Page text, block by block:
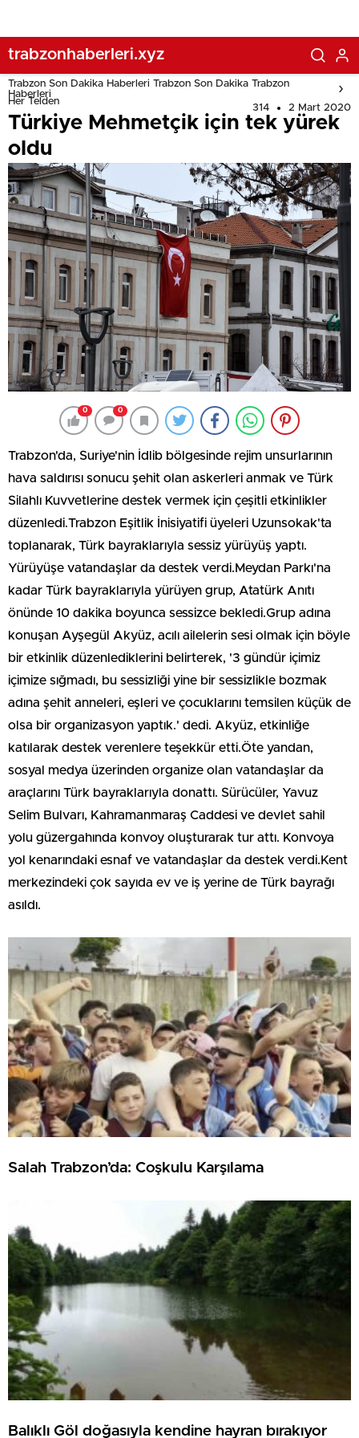
trabzonhaberleri.xyz
Trabzon Son Dakika Haberleri Trabzon Son Dakika Trabzon
Haberleri
Her Telden
314 2 Mart 2020
Türkiye Mehmetçik için tek yürek
oldu
0 0
Trabzon'da, Suriye'nin İdlib bölgesinde rejim unsurlarının
hava saldırısı sonucu şehit olan askerleri anmak ve Türk
Silahlı Kuvvetlerine destek vermek için çeşitli etkinlikler
düzenledi.Trabzon Eşitlik İnisiyatifi üyeleri Uzunsokak'ta
toplanarak, Türk bayraklarıyla sessiz yürüyüş yaptı.
Yürüyüşe vatandaşlar da destek verdi.Meydan Parkı'na
kadar Türk bayraklarıyla yürüyen grup, Atatürk Anıtı
önünde 10 dakika boyunca sessizce bekledi.Grup adına
konuşan Ayşegül Akyüz, acılı ailelerin sesi olmak için böyle
bir etkinlik düzenlediklerini belirterek, '3 gündür içimiz
içimize sığmadı, bu sessizliği yine bir sessizlikle bozmak
adına şehit anneleri, eşleri ve çocuklarını temsilen küçük de
olsa bir organizasyon yaptık.' dedi. Akyüz, etkinliğe
katılarak destek verenlere teşekkür etti.Öte yandan,
sosyal medya üzerinden organize olan vatandaşlar da
araçlarını Türk bayraklarıyla donattı. Sürücüler, Yavuz
Selim Bulvarı, Kahramanmaraş Caddesi ve devlet sahil
yolu güzergahında konvoy oluşturarak tur attı. Konvoya
yol kenarındaki esnaf ve vatandaşlar da destek verdi.Kent
merkezindeki çok sayıda ev ve iş yerine de Türk bayrağı
asıldı.
Salah Trabzon’da: Coşkulu Karşılama
Balıklı Göl doğasıyla kendine hayran bırakıyor